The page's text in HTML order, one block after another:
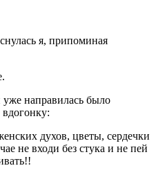
я, припоминая
уже направилась было
духов, цветы, сердечки
не входи без стука и не пей